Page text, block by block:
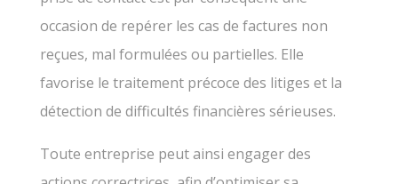
occasion de repérer les cas de factures non
reçues, mal formulées ou partielles. Elle
favorise le traitement précoce des litiges et la
détection de difficultés financières sérieuses.
Toute entreprise peut ainsi engager des